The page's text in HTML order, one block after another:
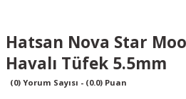
Hatsan Nova Star
Havalı Tüfek 5.5mm
(0) Yorum Sayısı - (0.0) Puan